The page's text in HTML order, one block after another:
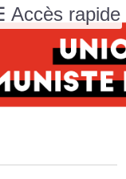
Accès rapide